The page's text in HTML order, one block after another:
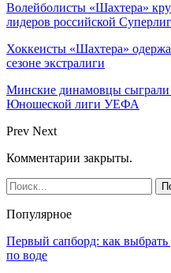
Волейболисты «Шахтера»
лидеров российской
Хоккеисты «Шахтера»
сезоне экстралиги
Минские динамовцы
Юношеской лиги УЕФА
Prev Next
Комментарии закрыты.
Популярное
Первый сапборд: как
по воде